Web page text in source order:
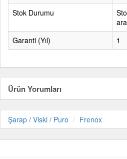
Stok Durumu
Garanti (Yıl)
1
Ürün Yorumları
Şarap / Viski / Puro Frenox